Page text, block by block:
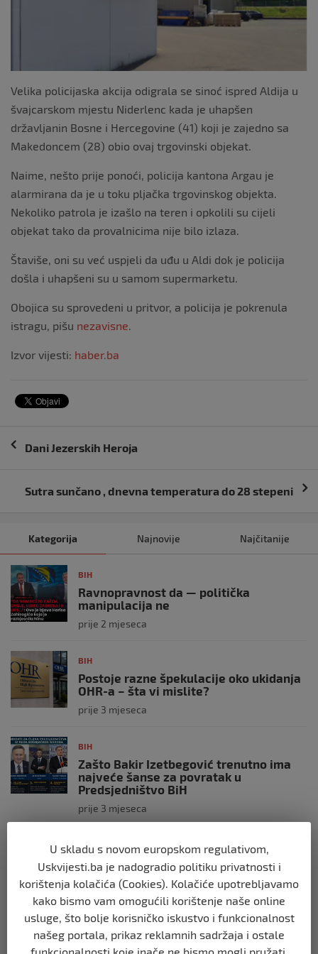
Velika policijaska akcija odigrala se sinoć ispred Aldija u
švajcarskom mjestu Niderlenc kada je uhapšen
državljanin Bosne i Hercegovine (41) koji je zajedno sa
Makedoncem (28) obio ovaj trgovinski objekat.
Naime, nešto prije ponoći, policija kantona Argau je
alarmirana da je u toku pljačka trgovinskog objekta.
Nekoliko patrola je izašlo na teren i opkolili su cijeli
objekat tako da provalnicima nije bilo izlaza.
Štaviše, oni su već uspjeli da uđu u Aldi dok je policija
došla i uhapšeni su u samom supermarketu.
Obojica su sprovedeni u pritvor, a policija je pokrenula
istragu, pišu nezavisne
Izvor vijesti: haber.ba
Navigacija
Dani Jezerskih Heroja
Sutra sunčano , dnevna temperatura do 28 stepeni
Kategorija Najnovije Najčitanije
BIH
Ravnopravnost da — politička
manipulacija ne
prije 2 mjeseca
BIH
Postoje razne špekulacije oko ukidanja
OHR-a – šta vi mislite?
prije 3 mjeseca
BIH
Zašto Bakir Izetbegović trenutno ima
najveće šanse za povratak u
Predsjedništvo BiH
prije 3 mjeseca
BIH
Demantij Federalnog ministarstva
unutrašnjih poslova
prije 5 mjeseci
BIH
Akcija SIPA-e: Pretresaju se stambeni i
U skladu s novom europskom regulativom,
Uskvijesti.ba je nadogradio politiku privatnosti i
korištenja kolačića (Cookies). Kolačiće upotrebljavamo
kako bismo vam omogućili korištenje naše online
usluge, što bolje korisničko iskustvo i funkcionalnost
našeg portala, prikaz reklamnih sadržaja i ostale